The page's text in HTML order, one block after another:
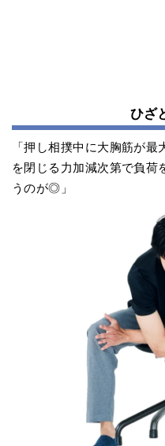
ひざ
「押し相撲中に大胸筋が
を閉じる力加減次第で負荷
うのが◎」